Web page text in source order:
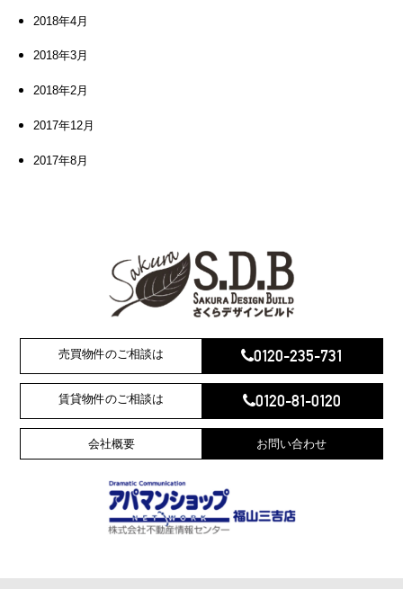
2018年4月
2018年3月
2018年2月
2017年12月
2017年8月
売買物件のご相談は 0120-235-731
賃貸物件のご相談は 0120-81-0120
会社概要 お問い合わせ